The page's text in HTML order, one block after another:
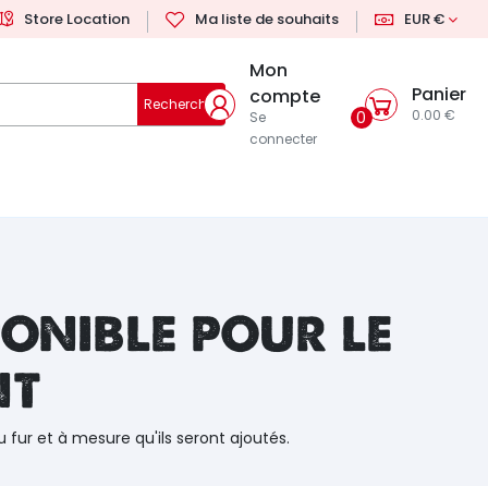
Store Location Ma liste de souhaits EUR €
Rechercher
Mon
compte
Se
connecter
0
Panier
0.00 €
pour le
fur et à mesure qu'ils seront ajoutés.